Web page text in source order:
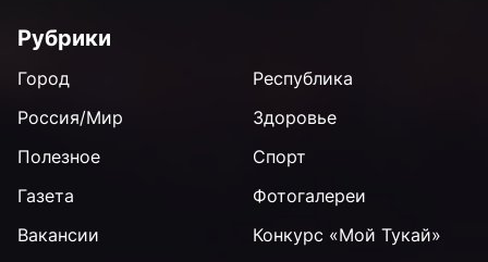
Рубрики
Город
Республика
Россия/Мир
Здоровье
Полезное
Спорт
Газета
Фотогалереи
Вакансии
Конкурс «Мой Тукай»